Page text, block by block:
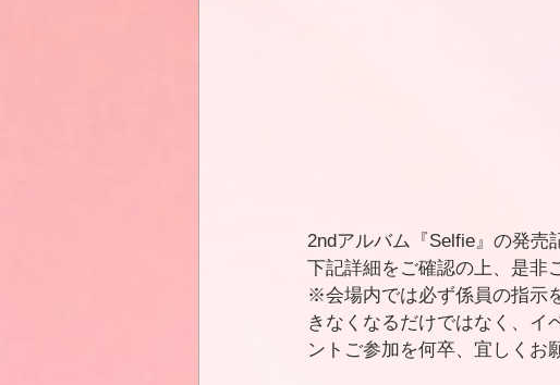
2ndアルバム『Selfie』の発売
下記詳細をご確認の上、是非
※会場内では必ず係員の指示
きなくなるだけではなく、イ
ントご参加を何卒、宜しくお